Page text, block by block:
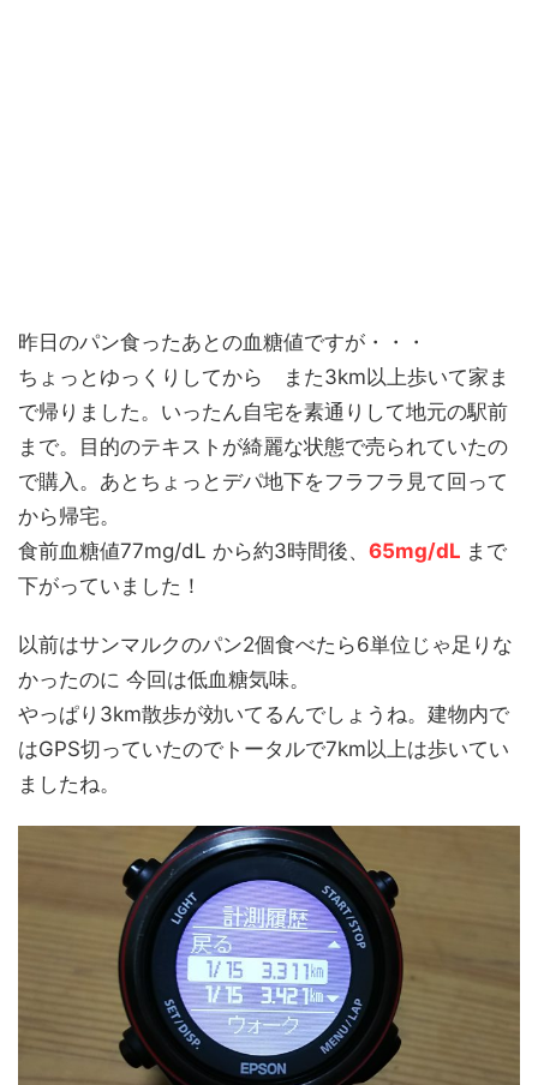
昨日のパン食ったあとの血糖値ですが・・・
ちょっとゆっくりしてから また3km以上歩いて家ま
で帰りました。いったん自宅を素通りして地元の駅前
まで。目的のテキストが綺麗な状態で売られていたの
で購入。あとちょっとデパ地下をフラフラ見て回って
から帰宅。
食前血糖値77mg/dL から約3時間後、 65mg/dL まで
下がっていました！
以前はサンマルクのパン2個食べたら6単位じゃ足りな
かったのに 今回は低血糖気味。
やっぱり3km散歩が効いてるんでしょうね。建物内で
はGPS切っていたのでトータルで7km以上は歩いてい
ましたね。